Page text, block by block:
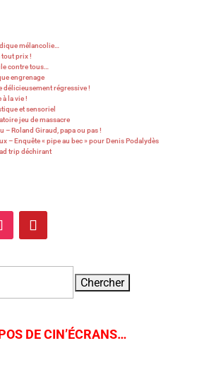
mélancolie…
tout prix !
contre tous…
engrenage
délicieusement régressive !
la vie !
et sensoriel
jeu de massacre
– Roland Giraud, papa ou pas !
– Enquête « pipe au bec » pour Denis Podalydès
trip déchirant
DE CIN’ÉCRANS…